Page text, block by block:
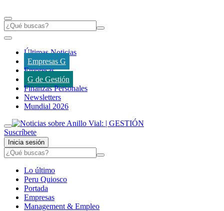
Últimas Noticias
Empresas G
Empresas
G de Gestión
Finanzas Personales
Newsletters
Mundial 2026
Suscríbete
Inicia sesión
Lo último
Peru Quiosco
Portada
Empresas
Management & Empleo